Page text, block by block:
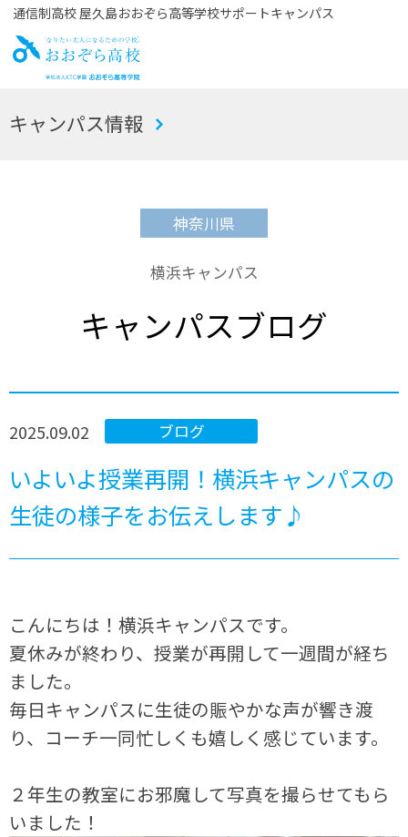
通信制高校 屋久島おおぞら高等学校サポートキャンパス
お
キャンパス情報
神奈川県
横浜キャンパス
キャンパスブログ
ブログ
2025.09.02
いよいよ授業再開！横浜キャンパスの
生徒の様子をお伝えします♪
こんにちは！横浜キャンパスです。
夏休みが終わり、授業が再開して一週間が経ち
ました。
毎日キャンパスに生徒の賑やかな声が響き渡
り、コーチ一同忙しくも嬉しく感じています。
２年生の教室にお邪魔して写真を撮らせてもら
いました！